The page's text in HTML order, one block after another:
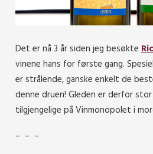
Det er nå 3 år siden jeg besøkte
vinene hans for første gang.
er strålende, ganske enkelt de
denne druen! Gleden er derfor
tilgjengelige på Vinmonopolet i
– – –